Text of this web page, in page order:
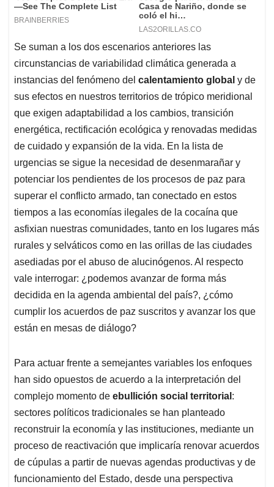
Se suman a los dos escenarios anteriores las
circunstancias de variabilidad climática generada a
instancias del fenómeno del calentamiento global y de
sus efectos en nuestros territorios de trópico meridional
que exigen adaptabilidad a los cambios, transición
energética, rectificación ecológica y renovadas medidas
de cuidado y expansión de la vida. En la lista de
urgencias se sigue la necesidad de desenmarañar y
potenciar los pendientes de los procesos de paz para
superar el conflicto armado, tan conectado en estos
tiempos a las economías ilegales de la cocaína que
asfixian nuestras comunidades, tanto en los lugares más
rurales y selváticos como en las orillas de las ciudades
asediadas por el abuso de alucinógenos. Al respecto
vale interrogar: ¿podemos avanzar de forma más
decidida en la agenda ambiental del país?, ¿cómo
cumplir los acuerdos de paz suscritos y avanzar los que
están en mesas de diálogo?
Para actuar frente a semejantes variables los enfoques
han sido opuestos de acuerdo a la interpretación del
complejo momento de ebullición social territorial :
sectores políticos tradicionales se han planteado
reconstruir la economía y las instituciones, mediante un
proceso de reactivación que implicaría renovar acuerdos
de cúpulas a partir de nuevas agendas productivas y de
funcionamiento del Estado, desde una perspectiva